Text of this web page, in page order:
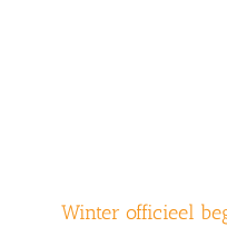
Winter officieel